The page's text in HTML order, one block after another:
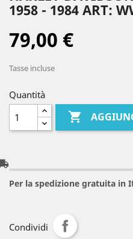
1958 - 1984 ART:
79,00 €
Tasse incluse
Quantità

Per la spedizione gratuita in
Condividi